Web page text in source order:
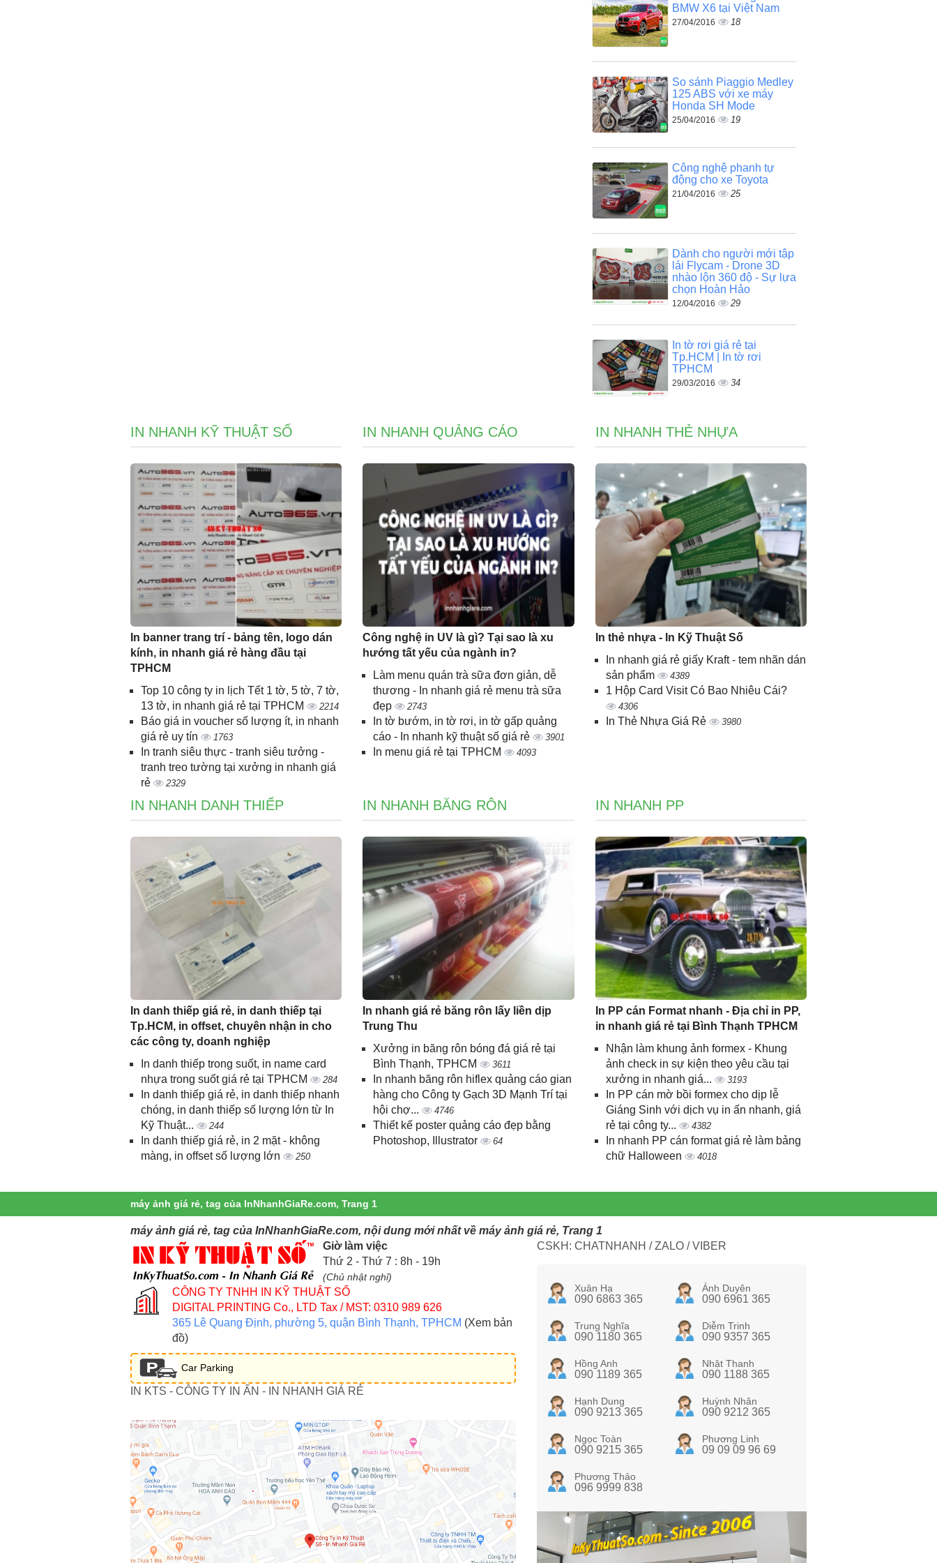
BMW X6 tại Việt Nam
27/04/2016 18
So sánh Piaggio Medley
125 ABS với xe máy
Honda SH Mode
25/04/2016 19
Công nghệ phanh tự
động cho xe Toyota
21/04/2016 25
Dành cho người mới tập
lái Flycam - Drone 3D
nhào lộn 360 độ - Sự lựa
chọn Hoàn Hảo
12/04/2016 29
In tờ rơi giá rẻ tại
Tp.HCM | In tờ rơi
TPHCM
29/03/2016 34
IN NHANH KỸ THUẬT SỐ
In banner trang trí - bảng tên, logo dán
kính, in nhanh giá rẻ hàng đầu tại
TPHCM
Top 10 công ty in lịch Tết 1 tờ, 5 tờ, 7 tờ,
13 tờ, in nhanh giá rẻ tại TPHCM
2214
Báo giá in voucher số lượng ít, in nhanh
giá rẻ uy tín
1763
In tranh siêu thực - tranh siêu tưởng -
tranh treo tường tại xưởng in nhanh giá
rẻ
2329
IN NHANH QUẢNG CÁO
Công nghệ in UV là gì? Tại sao là xu
hướng tất yếu của ngành in?
Làm menu quán trà sữa đơn giản, dễ
thương - In nhanh giá rẻ menu trà sữa
đẹp
2743
In tờ bướm, in tờ rơi, in tờ gấp quảng
cáo - In nhanh kỹ thuật số giá rẻ
3901
In menu giá rẻ tại TPHCM 4093
IN NHANH THẺ NHỰA
In thẻ nhựa - In Kỹ Thuật Số
In nhanh giá rẻ giấy Kraft - tem nhãn dán
sản phẩm
4389
1 Hộp Card Visit Có Bao Nhiêu Cái?
4306
In Thẻ Nhựa Giá Rẻ 3980
IN NHANH DANH THIẾP
In danh thiếp giá rẻ, in danh thiếp tại
Tp.HCM, in offset, chuyên nhận in cho
các công ty, doanh nghiệp
In danh thiếp trong suốt, in name card
nhựa trong suốt giá rẻ tại TPHCM
284
In danh thiếp giá rẻ, in danh thiếp nhanh
chóng, in danh thiếp số lượng lớn từ In
Kỹ Thuật...
244
In danh thiếp giá rẻ, in 2 mặt - không
màng, in offset số lượng lớn
250
IN NHANH BĂNG RÔN
In nhanh giá rẻ băng rôn lấy liền dịp
Trung Thu
Xưởng in băng rôn bóng đá giá rẻ tại
Bình Thạnh, TPHCM
3611
In nhanh băng rôn hiflex quảng cáo gian
hàng cho Công ty Gạch 3D Mạnh Trí tại
hội chợ...
4746
Thiết kế poster quảng cáo đẹp bằng
Photoshop, Illustrator
64
IN NHANH PP
In PP cán Format nhanh - Địa chỉ in PP,
in nhanh giá rẻ tại Bình Thạnh TPHCM
Nhận làm khung ảnh formex - Khung
ảnh check in sự kiện theo yêu cầu tại
xưởng in nhanh giá...
3193
In PP cán mờ bồi formex cho dịp lễ
Giáng Sinh với dịch vụ in ấn nhanh, giá
rẻ tại công ty...
4382
In nhanh PP cán format giá rẻ làm bảng
chữ Halloween
4018
máy ảnh giá rẻ, tag của InNhanhGiaRe.com, Trang 1
máy ảnh giá rẻ, tag của InNhanhGiaRe.com, nội dung mới nhất về máy ảnh giá rẻ, Trang 1
Giờ làm việc
Thứ 2 - Thứ 7 : 8h - 19h
(Chủ nhật nghỉ)
CÔNG TY TNHH IN KỸ THUẬT SỐ
DIGITAL PRINTING Co., LTD Tax / MST: 0310 989 626
365 Lê Quang Định, phường 5, quận Bình Thạnh, TPHCM (Xem bản
đồ)
Car Parking
IN KTS - CÔNG TY IN ẤN - IN NHANH GIÁ RẺ
CSKH: CHATNHANH / ZALO / VIBER
Xuân Hạ
090 6863 365
Ánh Duyên
090 6961 365
Trung Nghĩa
090 1180 365
Diễm Trinh
090 9357 365
Hồng Anh
090 1189 365
Nhật Thanh
090 1188 365
Hạnh Dung
090 9213 365
Huỳnh Nhân
090 9212 365
Ngọc Toàn
090 9215 365
Phương Linh
09 09 09 96 69
Phương Thảo
096 9999 838